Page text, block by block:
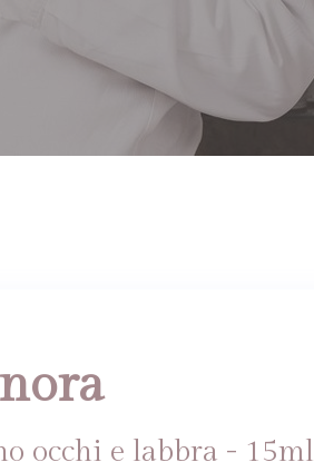
occhi e labbra - 15ml